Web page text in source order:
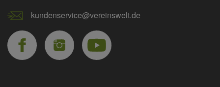
kundenservice@vereinswelt.de